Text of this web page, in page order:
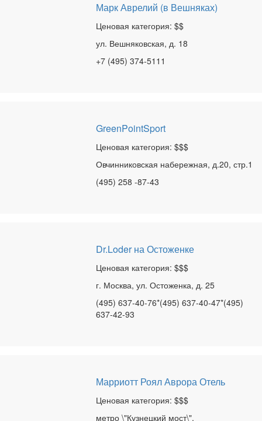
Марк Аврелий (в Вешняках)
Ценовая категория: $$
ул. Вешняковская, д. 18
+7 (495) 374-5111
GreenPointSport
Ценовая категория: $$$
Овчинниковская набережная, д.20, стр.1
(495) 258 -87-43
Dr.Loder на Остоженке
Ценовая категория: $$$
г. Москва, ул. Остоженка, д. 25
(495) 637-40-76*(495) 637-40-47*(495)
637-42-93
Марриотт Роял Аврора Отель
Ценовая категория: $$$
метро \"Кузнецкий мост\",